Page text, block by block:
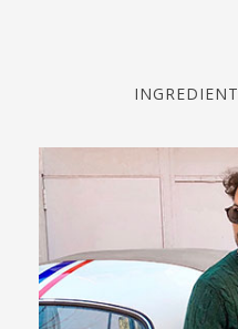
INGREDIENT